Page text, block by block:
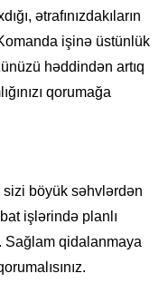
ətrafınızdakıların
işinə üstünlük
həddindən artıq
qorumağa
böyük səhvlərdən
işlərində planlı
Sağlam qidalanmaya